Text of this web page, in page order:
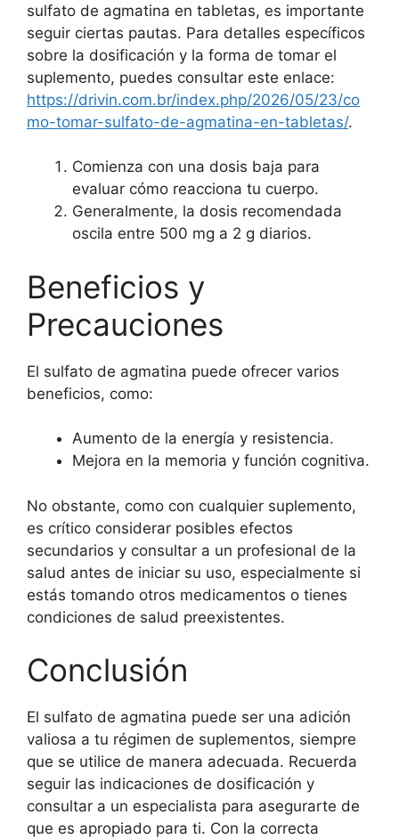
sulfato de agmatina en tabletas, es importante
seguir ciertas pautas. Para detalles específicos
sobre la dosificación y la forma de tomar el
suplemento, puedes consultar este enlace:
https://drivin.com.br/index.php/2026/05/23/co
mo-tomar-sulfato-de-agmatina-en-tabletas/.
Comienza con una dosis baja para
evaluar cómo reacciona tu cuerpo.
Generalmente, la dosis recomendada
oscila entre 500 mg a 2 g diarios.
Beneficios y
Precauciones
El sulfato de agmatina puede ofrecer varios
beneficios, como:
Aumento de la energía y resistencia.
Mejora en la memoria y función cognitiva.
No obstante, como con cualquier suplemento,
es crítico considerar posibles efectos
secundarios y consultar a un profesional de la
salud antes de iniciar su uso, especialmente si
estás tomando otros medicamentos o tienes
condiciones de salud preexistentes.
Conclusión
El sulfato de agmatina puede ser una adición
valiosa a tu régimen de suplementos, siempre
que se utilice de manera adecuada. Recuerda
seguir las indicaciones de dosificación y
consultar a un especialista para asegurarte de
que es apropiado para ti. Con la correcta